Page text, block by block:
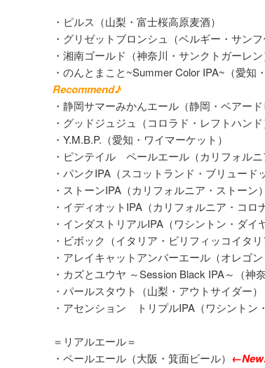
・ピルス（山梨・富士桜高原麦酒）
・グリゼットブロンシュ（ベルギー・サンフ
・湘南ゴールド（神奈川・サンクトガーレン
・のんとまこと~Summer Color IPA~（愛知
Recommend♪
・静岡サマーみかんエール（静岡・ベアード
・グッドジュジュ（コロラド・レフトハンド
・Y.M.B.P.（愛知・ワイマーケット）
・ピンテイル ペールエール（カリフォルニ
・パンクIPA（スコットランド・ブリュード
・ストーンIPA（カリフォルニア・ストーン）
・イディオットIPA（カリフォルニア・コロ
・インダストリアルIPA（ワシントン・ダイ
・ビボック（イタリア・ビリフィッコイタリ
・アレイキャットアンバーエール（オレゴン
・カズとユウヤ ～Session Black IPA～（神
・パールスタウト（山梨・アウトサイダー）
・アセンション トリプルIPA（ワシントン
＝リアルエール＝
・ペールエール（大阪・箕面ビール）